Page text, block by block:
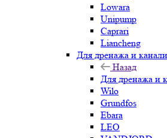
Lowara
Unipump
Caprari
Liancheng
Для дренажа и
Назад
Для дренажа и
Wilo
Grundfos
Ebara
LEO